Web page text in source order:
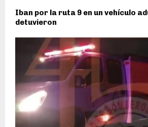
Iban por la ruta 9 en un vehículo
detuvieron